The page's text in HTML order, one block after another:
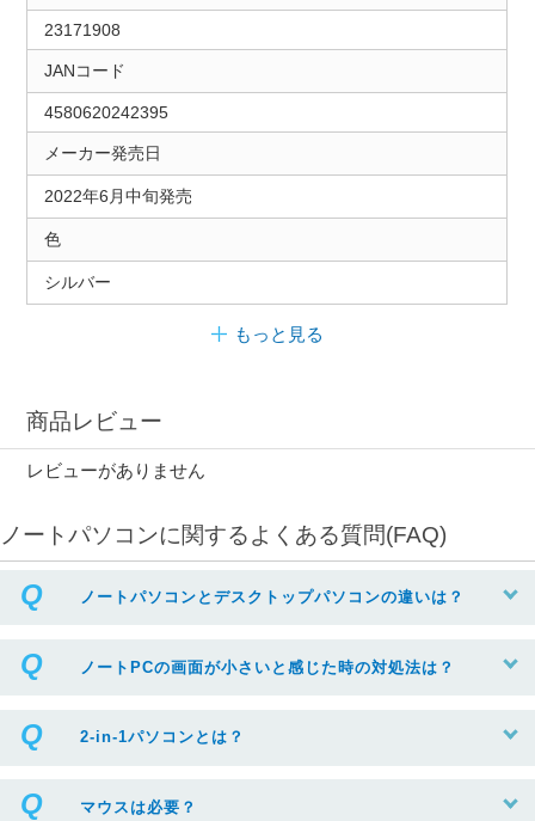
23171908
JANコード
4580620242395
メーカー発売日
2022年6月中旬発売
色
シルバー
もっと見る
商品レビュー
レビューがありません
ノートパソコンに関するよくある質問(FAQ)
ノートパソコンとデスクトップパソコンの違いは？
ノートPCの画面が小さいと感じた時の対処法は？
2-in-1パソコンとは？
マウスは必要？